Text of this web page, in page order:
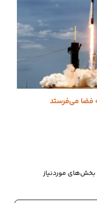
بخش‌های موردنیاز